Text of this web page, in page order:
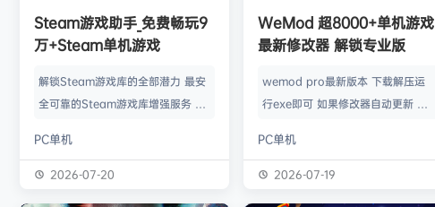
欢迎 Q*H 加入本站 3小时前
欢迎e******i 3小时前
欢迎普洱 加入本站 3小时前
欢迎0**3 加入本站 4小时前
Steam游戏助手_免费畅玩9
万+Steam单机游戏
解锁Steam游戏库的全部潜力 最安
全可靠的Steam游戏库增强服务 工
修改任何steam设置、安全可靠、
可入库游戏总数 94000+、无视已
PC单机
2026-07-20
WeMod 超8000+单机游戏
最新修改器 解锁专业版
wemod pro最新版本 下载解压运
行exe即可 如果修改器自动更新 把
r 这个文件替换到新版的即可。 We
Mod 目前支持超过千款热门游戏，
PC单机
2026-07-19